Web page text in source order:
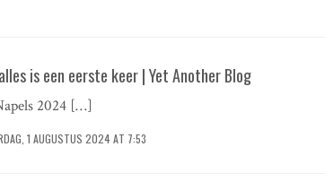
is een eerste keer | Yet Another Blog
2024 […]
1 AUGUSTUS 2024 AT 7:53